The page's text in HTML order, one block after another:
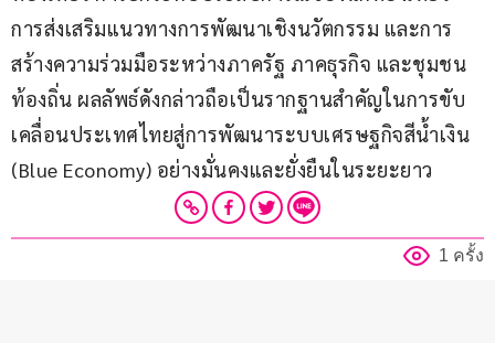
การส่งเสริมแนวทางการพัฒนาเชิงนวัตกรรม และการ
สร้างความร่วมมือระหว่างภาครัฐ ภาคธุรกิจ และชุมชน
ท้องถิ่น ผลลัพธ์ดังกล่าวถือเป็นรากฐานสำคัญในการขับ
เคลื่อนประเทศไทยสู่การพัฒนาระบบเศรษฐกิจสีน้ำเงิน
(Blue Economy) อย่างมั่นคงและยั่งยืนในระยะยาว
1 ครั้ง